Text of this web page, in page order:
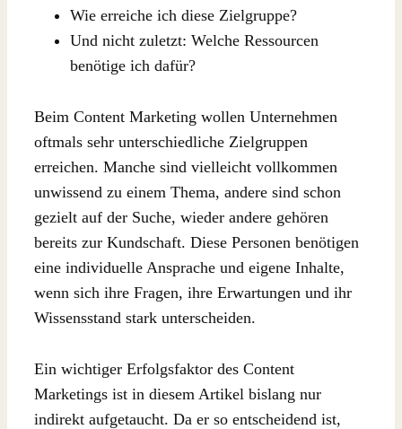
Wie erreiche ich diese Zielgruppe?
Und nicht zuletzt: Welche Ressourcen
benötige ich dafür?
Beim Content Marketing wollen Unternehmen
oftmals sehr unterschiedliche Zielgruppen
erreichen. Manche sind vielleicht vollkommen
unwissend zu einem Thema, andere sind schon
gezielt auf der Suche, wieder andere gehören
bereits zur Kundschaft. Diese Personen benötigen
eine individuelle Ansprache und eigene Inhalte,
wenn sich ihre Fragen, ihre Erwartungen und ihr
Wissensstand stark unterscheiden.
Ein wichtiger Erfolgsfaktor des Content
Marketings ist in diesem Artikel bislang nur
indirekt aufgetaucht. Da er so entscheidend ist,